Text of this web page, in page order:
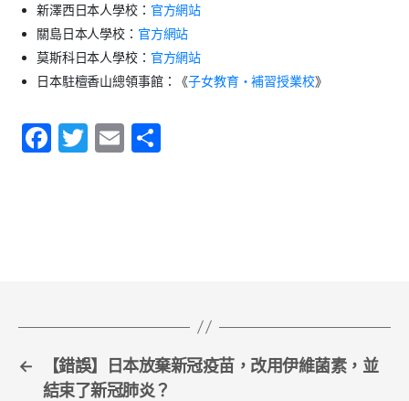
新澤西日本人學校： 官方網站
關島日本人學校： 官方網站
莫斯科日本人學校： 官方網站
日本駐檀香山總領事館：《子女教育・補習授業校》
F
T
E
←
【錯誤】日本放棄新冠疫苗，改用伊維菌素，並
結束了新冠肺炎？